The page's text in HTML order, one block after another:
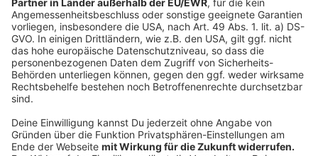
finanziert werden."
Anzeige
In der Vergangenheit hat es ja viele
Betrugsfälle mit den kostenlosen Tests
gegeben. Kann die neue Testregelung daran
etwas ändern?